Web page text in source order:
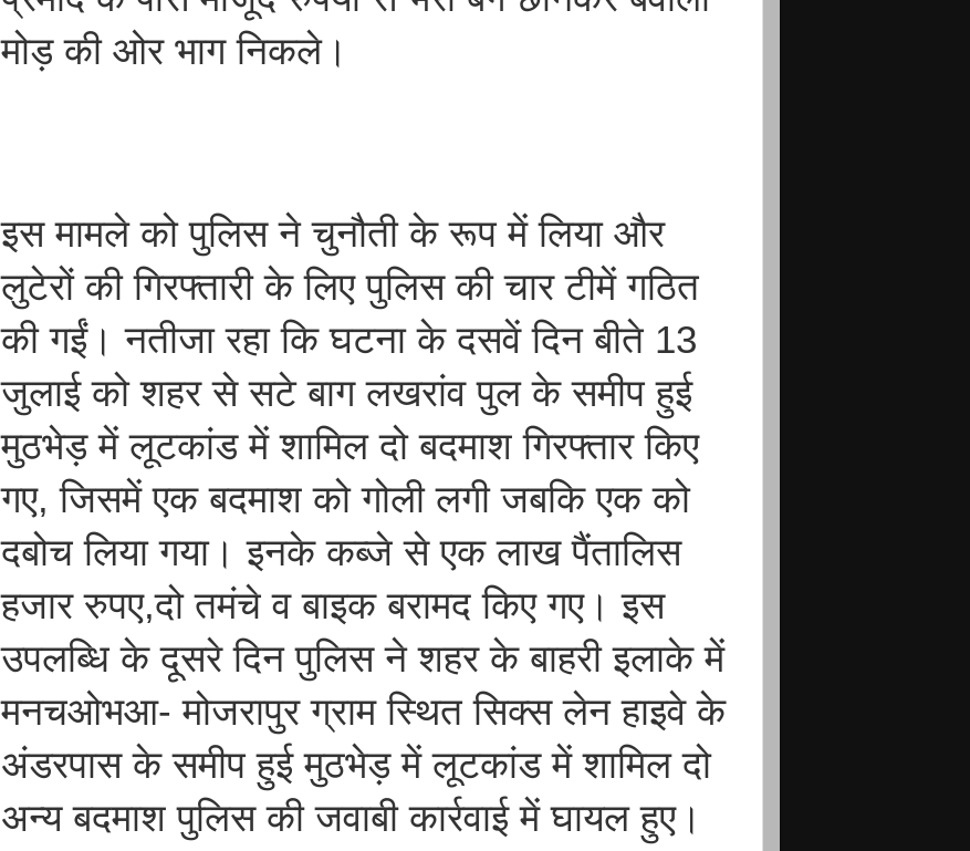
मोड़ की ओर भाग निकले।
इस मामले को पुलिस ने चुनौती के रूप में लिया और
लुटेरों की गिरफ्तारी के लिए पुलिस की चार टीमें गठित
की गईं। नतीजा रहा कि घटना के दसवें दिन बीते 13
जुलाई को शहर से सटे बाग लखरांव पुल के समीप हुई
मुठभेड़ में लूटकांड में शामिल दो बदमाश गिरफ्तार किए
गए, जिसमें एक बदमाश को गोली लगी जबकि एक को
दबोच लिया गया। इनके कब्जे से एक लाख पैंतालिस
हजार रुपए,दो तमंचे व बाइक बरामद किए गए। इस
उपलब्धि के दूसरे दिन पुलिस ने शहर के बाहरी इलाके में
मनचओभआ- मोजरापुर ग्राम स्थित सिक्स लेन हाइवे के
अंडरपास के समीप हुई मुठभेड़ में लूटकांड में शामिल दो
अन्य बदमाश पुलिस की जवाबी कार्रवाई में घायल हुए।